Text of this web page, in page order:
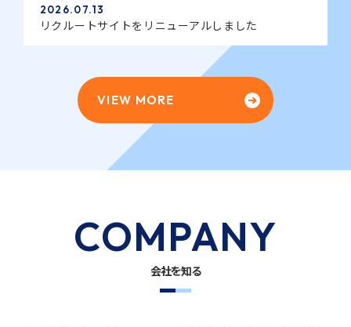
2026.07.13
リクルートサイトをリニューアルしました
VIEW MORE
COMPANY
会社を知る